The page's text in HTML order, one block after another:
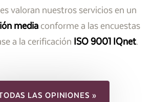
valoran nuestros servicios en un
mediaconforme a las encuestas
a la cerificación ISO 9001 IQnet.
LAS OPINIONES »